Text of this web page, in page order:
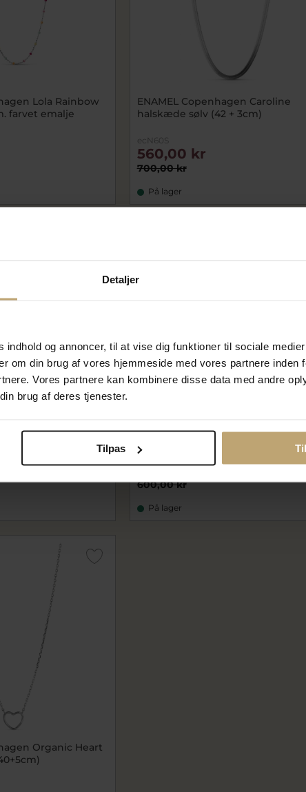
Detaljer
og annoncer, til at vise dig funktioner til sociale
om din brug af vores hjemmeside med vores partnere inden
Vores partnere kan kombinere disse data med andre
brug af deres tjenester.
Tilpas
Lola Rainbow
farvet emalje
ENAMEL Copenhagen Caroline
halskæde sølv (42 + 3cm)
ecN60S
700,00 kr
560,00 kr
På lager
Carmen
*ENAMEL Copenhagen Mom
ecN126S
600,00 kr
420,00 kr
På lager
Organic Heart